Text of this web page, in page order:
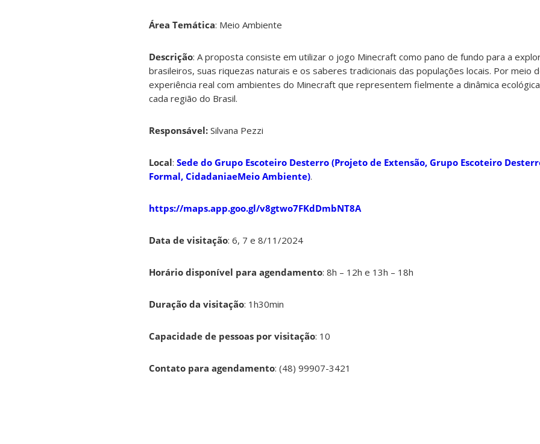
Área Temática: Meio Ambiente
Descrição: A proposta consiste em utilizar o jogo Minecraft como pano de fundo para a
brasileiros, suas riquezas naturais e os saberes tradicionais das populações locais. Por meio
experiência real com ambientes do Minecraft que representem fielmente a dinâmica
cada região do Brasil.
Responsável: Silvana Pezzi
Local: Sede do Grupo Escoteiro Desterro (Projeto de Extensão, Grupo Escoteiro
Formal, CidadaniaeMeio Ambiente).
https://maps.app.goo.gl/v8gtwo7FKdDmbNT8A
Data de visitação: 6, 7 e 8/11/2024
Horário disponível para agendamento: 8h – 12h e 13h – 18h
Duração da visitação: 1h30min
Capacidade de pessoas por visitação: 10
Contato para agendamento: (48) 99907-3421